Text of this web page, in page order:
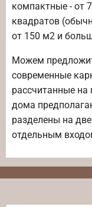
компактные - от
квадратов
от 150 м2 и
Можем
современные
рассчитанные на
дома
разделены на
отдельным